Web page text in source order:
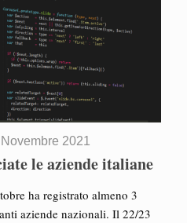
2021
le aziende italiane
ha registrato almeno 3
aziende nazionali. Il 22/23